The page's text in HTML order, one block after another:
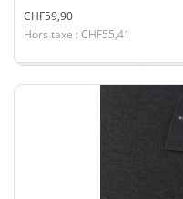
CHF59,90
Hors taxe : CHF55,41